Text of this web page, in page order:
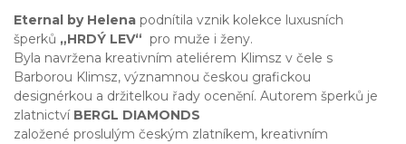
Eternal by Helena podnítila vznik kolekce luxusních
šperků „HRDÝ LEV“ pro muže i ženy.
Byla navržena kreativním ateliérem Klimsz v čele s
Barborou Klimsz, významnou českou grafickou
designérkou a držitelkou řady ocenění. Autorem šperků je
zlatnictví BERGL DIAMONDS
založené proslulým českým zlatníkem, kreativním